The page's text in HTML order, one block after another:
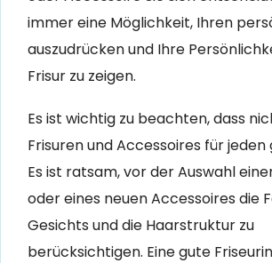
immer eine Möglichkeit, Ihren
auszudrücken und Ihre
Frisur zu zeigen.
Es ist wichtig zu beachten, dass
Frisuren und Accessoires für jeden
Es ist ratsam, vor der Auswahl
oder eines neuen Accessoires die
Gesichts und die Haarstruktur zu
berücksichtigen. Eine gute